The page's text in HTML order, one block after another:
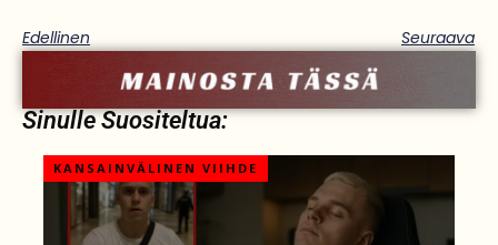
Edellinen Seuraava
Sinulle Suositeltua:
KANSAINVÄLINEN VIIHDE